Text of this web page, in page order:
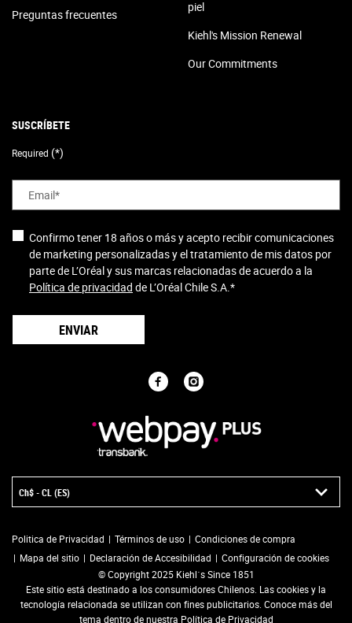
Preguntas frecuentes
piel
Kiehl's Mission Renewal
Our Commitments
SUSCRÍBETE
Required (*)
Email*
Confirmo tener 18 años o más y acepto recibir comunicaciones
de marketing personalizadas y el tratamiento de mis datos por
parte de L’Oréal y sus marcas relacionadas de acuerdo a la
Política de privacidad de L’Oréal Chile S.A.*
ENVIAR
Ch$ - CL (ES)
© Copyright 2025 Kiehl´s Since 1851
Este sitio está destinado a los consumidores Chilenos. Las cookies y la
tecnología relacionada se utilizan con fines publicitarios. Conoce más del
tema dentro de nuestra Política de Privacidad
Politica de Privacidad Términos de uso
Condiciones de compra
Mapa del sitio
Declaración de Accesibilidad Configuración de cookies